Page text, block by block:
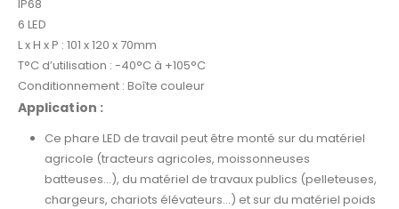
IP68
6 LED
L x H x P : 101 x 120 x 70mm
T°C d’utilisation : -40°C à +105°C
Conditionnement : Boîte couleur
Application :
Ce phare LED de travail peut être monté sur du matériel
agricole (tracteurs agricoles, moissonneuses
batteuses…), du matériel de travaux publics (pelleteuses,
chargeurs, chariots élévateurs…) et sur du matériel poids